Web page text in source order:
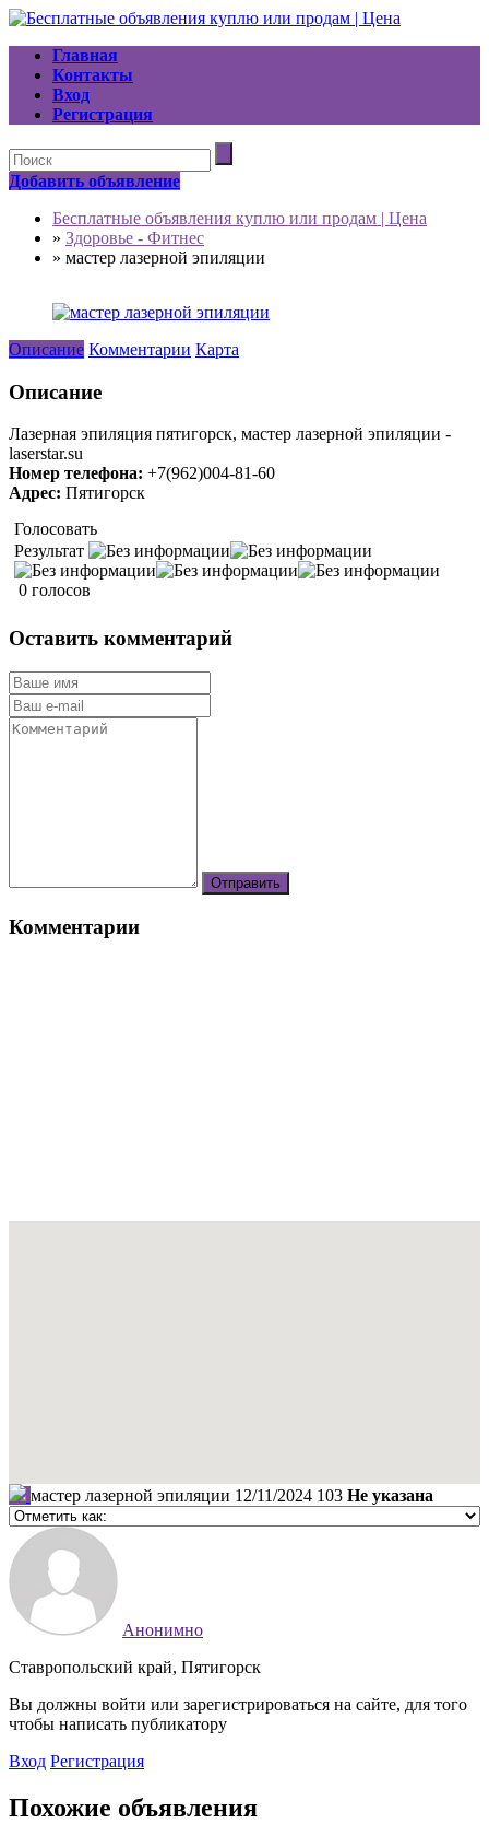
Главная
Контакты
Вход
Регистрация
Добавить объявление
Бесплатные объявления куплю или продам | Цена
» Здоровье - Фитнес
» мастер лазерной эпиляции
Описание Комментарии Карта
Описание
Лазерная эпиляция пятигорск, мастер лазерной эпиляции -
laserstar.su
Номер телефона: +7(962)004-81-60
Адрес: Пятигорск
Голосовать
Результат
0 голосов
Оставить комментарий
Комментарии
мастер лазерной эпиляции 12/11/2024 103 Не указана
Анонимно
Ставропольский край, Пятигорск
Вы должны войти или зарегистрироваться на сайте, для того
чтобы написать публикатору
Вход Регистрация
Похожие объявления